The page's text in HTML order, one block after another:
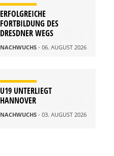
ERFOLGREICHE
FORTBILDUNG DES
DRESDNER WEGS
NACHWUCHS - 06. AUGUST 2026
U19 UNTERLIEGT
HANNOVER
NACHWUCHS - 03. AUGUST 2026